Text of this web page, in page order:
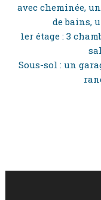
avec cheminée,
de bains,
1er étage : 3
Sous-sol : un